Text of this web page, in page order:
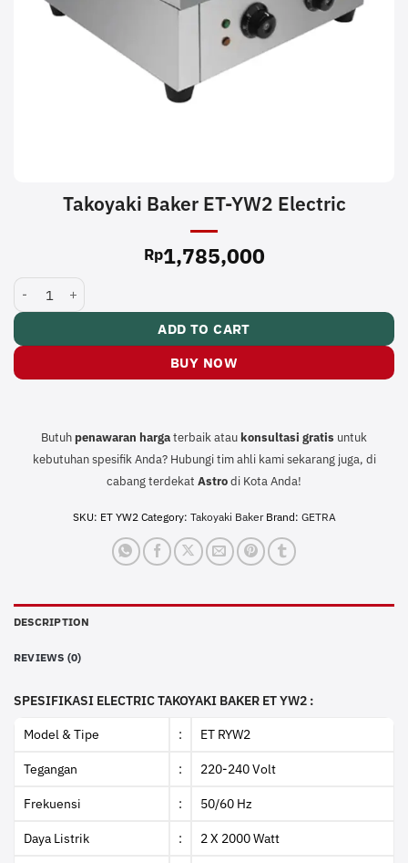
Takoyaki Baker ET-YW2 Electric
Rp1,785,000
Takoyaki Baker ET-YW2 Electric quantity
ADD TO CART
BUY NOW
Butuh penawaran hargaterbaik atau konsultasi gratis untuk
kebutuhan spesifik Anda? Hubungi tim ahli kami sekarang juga, di
cabang terdekat Astrodi Kota Anda!
SKU: ET YW2 Category: Takoyaki Baker Brand: GETRA
DESCRIPTION
REVIEWS (0)
SPESIFIKASI ELECTRIC TAKOYAKI BAKER ET YW2 :
Model & Tipe : ET RYW2
Tegangan : 220-240 Volt
Frekuensi : 50/60 Hz
Daya Listrik : 2 X 2000 Watt